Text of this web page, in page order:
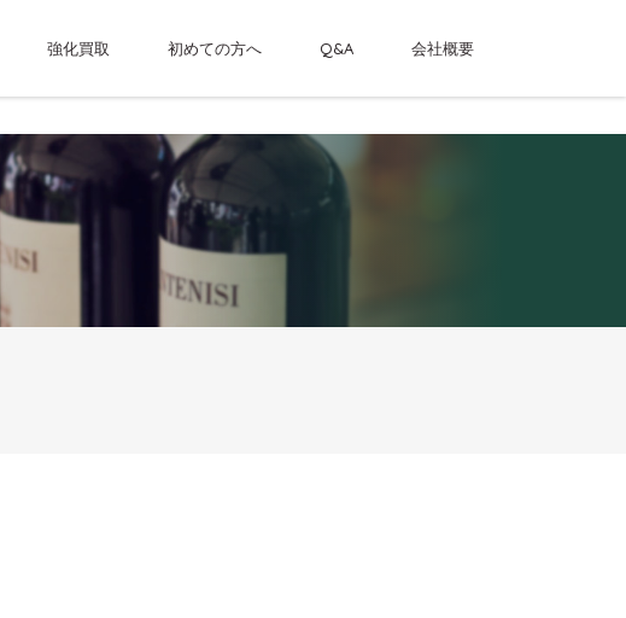
強化買取 初めての方へ Q&A 会社概要